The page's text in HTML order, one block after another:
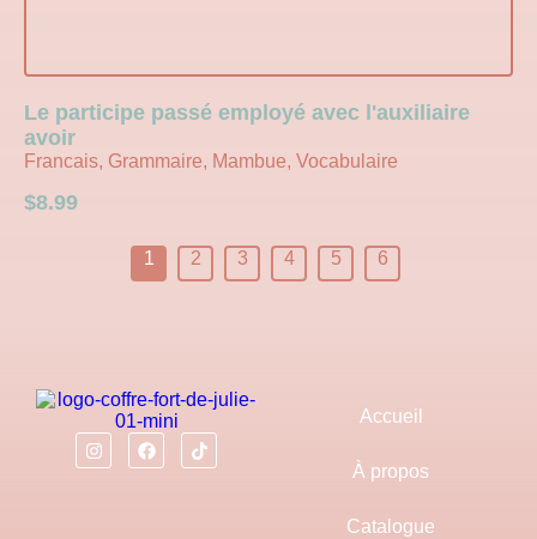
Le participe passé employé avec l'auxiliaire
avoir
Francais, Grammaire, Mambue, Vocabulaire
$8.99
1 2 3 4 5 6
Accueil
À propos
Catalogue